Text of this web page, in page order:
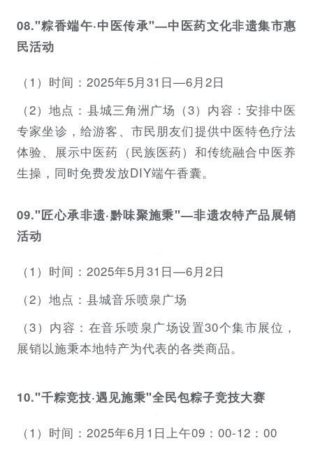
08."粽香端午·中医传承"—中医药文化非遗集市惠
民活动
（1）时间：2025年5月31日—6月2日
（2）地点：县城三角洲广场（3）内容：安排中医
专家坐诊，给游客、市民朋友们提供中医特色疗法
体验、展示中医药（民族医药）和传统融合中医养
生操，同时免费发放DIY端午香囊。
09."匠心承非遗·黔味聚施秉"—非遗农特产品展销
活动
（1）时间：2025年5月31日—6月2日
（2）地点：县城音乐喷泉广场
（3）内容：在音乐喷泉广场设置30个集市展位，
展销以施秉本地特产为代表的各类商品。
10."千粽竞技·遇见施秉"全民包粽子竞技大赛
（1）时间：2025年6月1日上午09：00-12：00